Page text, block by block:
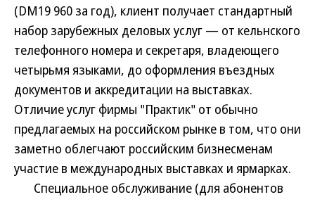
(DM19 960 за год), клиент получает стандартный
набор зарубежных деловых услуг — от кельнского
телефонного номера и секретаря, владеющего
четырьмя языками, до оформления въездных
документов и аккредитации на выставках.
Отличие услуг фирмы "Практик" от обычно
предлагаемых на российском рынке в том, что они
заметно облегчают российским бизнесменам
участие в международных выставках и ярмарках.
Специальное обслуживание (для абонентов